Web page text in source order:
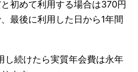
初めて利用する場合は370円
最後に利用した日から1年間
し続けたら実質年会費は永年